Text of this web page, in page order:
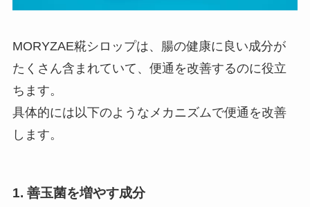
MORYZAE糀シロップは、腸の健康に良い成分が
たくさん含まれていて、便通を改善するのに役立
ちます。
具体的には以下のようなメカニズムで便通を改善
します。
1. 善玉菌を増やす成分